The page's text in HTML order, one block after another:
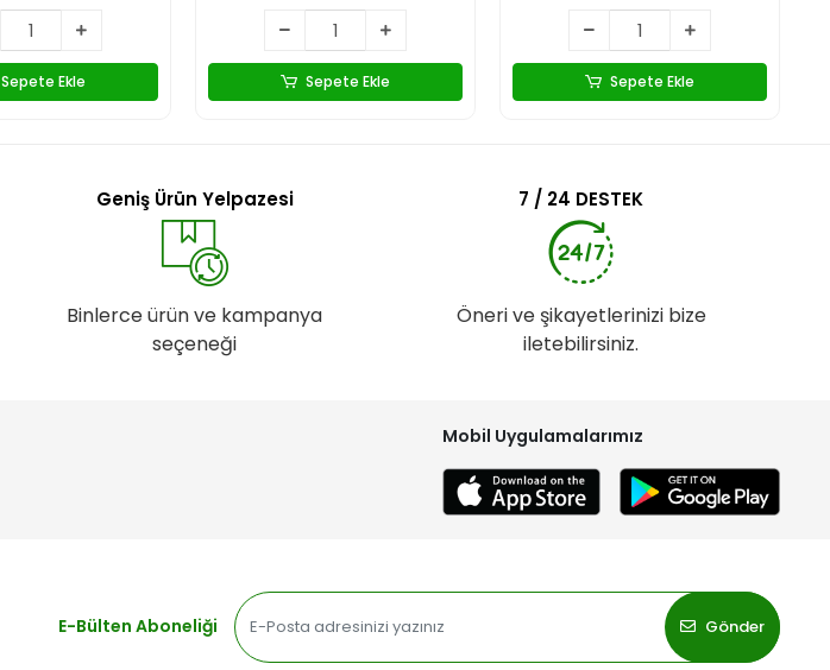
Sepete Ekle Sepete Ekle Sepete Ekle
Geniş Ürün Yelpazesi
Binlerce ürün ve kampanya
seçeneği
7 / 24 DESTEK
Öneri ve şikayetlerinizi bize
iletebilirsiniz.
Mobil Uygulamalarımız
E-Bülten Aboneliği
Gönder